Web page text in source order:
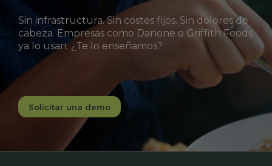
Sin infrastructura. Sin costes fijos. Sin dolores de
cabeza. Empresas como Danone o Griffith Foods
ya lo usan. ¿Te lo enseñamos?
Solicitar una demo